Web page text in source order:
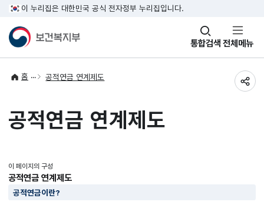
이 누리집은 대한민국 공식 전자정부 누리집입니다.
통합검색
창
열기 전체메뉴
홈 공적연금 연계제도
공적연금 연계제도
이 페이지의 구성
공적연금 연계제도
공적연금이란?